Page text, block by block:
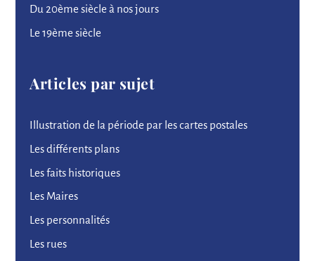
Du 20ème siècle à nos jours
Le 19ème siècle
Articles par sujet
Illustration de la période par les cartes postales
Les différents plans
Les faits historiques
Les Maires
Les personnalités
Les rues